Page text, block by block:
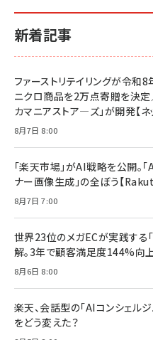
新着記事
ファーストリテイリングが令
ニクロ商品を2万点寄贈を決定
カマニアストア―ズ」が開発【ネ
8月7日 8:00
「楽天市場」がAI戦略を公開。「
ナー画像生成」の全ぼう【
8月7日 7:00
世界23位のメガECが実践する
解。3年で顧客満足度144%向
8月6日 8:00
楽天、会話型の「AIコンシェル
をどう変えた？